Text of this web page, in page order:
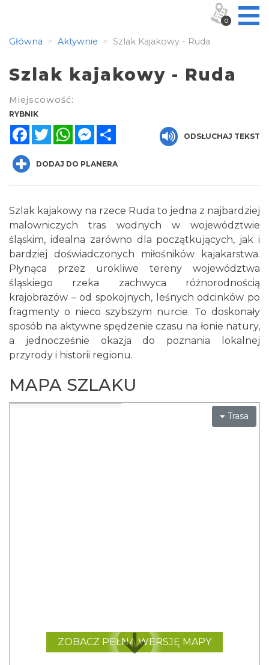
Główna Aktywnie Szlak Kajakowy - Ruda
Szlak kajakowy - Ruda
Miejscowość:
RYBNIK
FacebookTwitterWhatsAppMessenger
ODSŁUCHAJ TEKST
DODAJ DO PLANERA
Szlak kajakowy na rzece Ruda to jedna z najbardziej
malowniczych tras wodnych w województwie
śląskim, idealna zarówno dla początkujących, jak i
bardziej doświadczonych miłośników kajakarstwa.
Płynąca przez urokliwe tereny województwa
śląskiego rzeka zachwyca różnorodnością
krajobrazów – od spokojnych, leśnych odcinków po
fragmenty o nieco szybszym nurcie. To doskonały
sposób na aktywne spędzenie czasu na łonie natury,
a jednocześnie okazja do poznania lokalnej
przyrody i historii regionu.
MAPA SZLAKU
0